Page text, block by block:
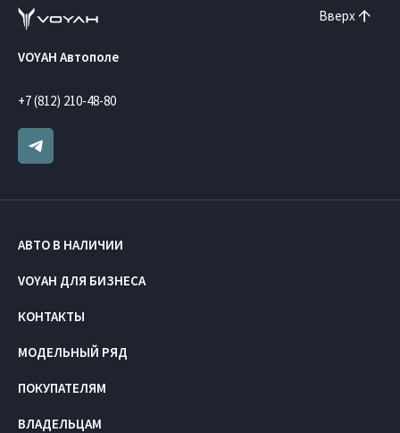
Вверх
VOYAH Автополе
+7 (812) 210-48-80
АВТО В НАЛИЧИИ
VOYAH ДЛЯ БИЗНЕСА
КОНТАКТЫ
МОДЕЛЬНЫЙ РЯД
ПОКУПАТЕЛЯМ
ВЛАДЕЛЬЦАМ